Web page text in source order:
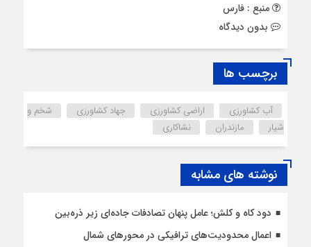
منبع : فارس
بدون دیدگاه
برچسب ها
آب کشاورزی اراضی کشاورزی جهاد کشاورزی
شخم و
شیار
مازندران نشاکاری
نوشته های مشابه
دود کاه و کلش؛ عامل پنهان تصادفات جاده‌ای زیر ذره‌بین
اعمال محدودیت‌‌های ترافیکی در محورهای شمال